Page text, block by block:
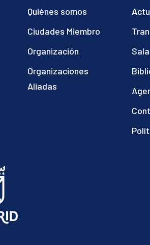
Quiénes somos
Ciudades Miembro
Organización
Organizaciones
Aliadas